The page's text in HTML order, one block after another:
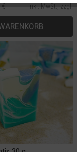
€ inkl. MwSt.,zzgl.
Versand